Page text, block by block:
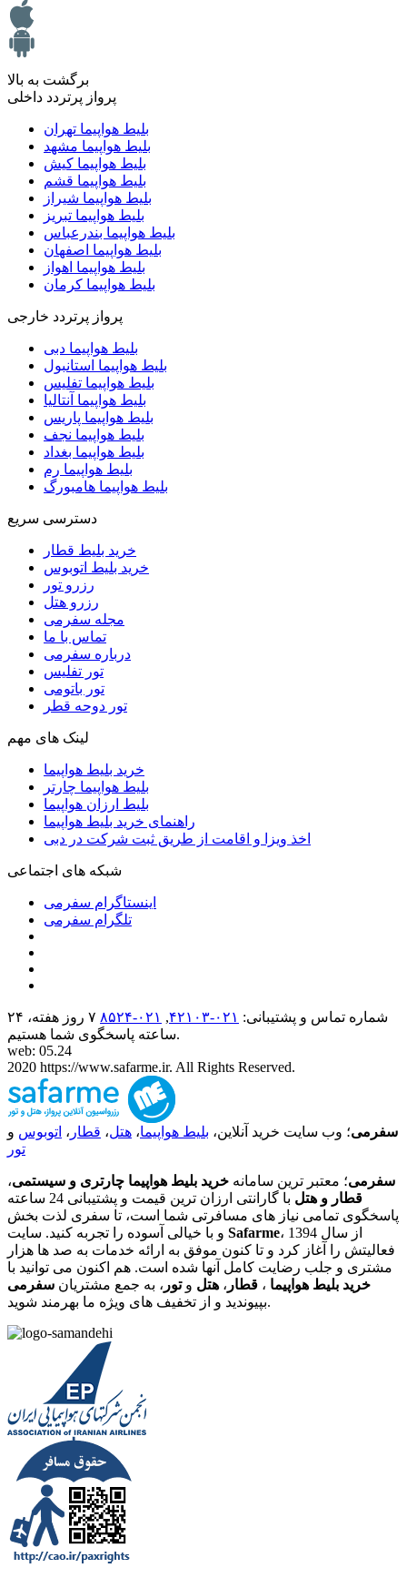
پرواز پرتردد داخلی
بلیط هواپیما تهران
بلیط هواپیما مشهد
بلیط هواپیما کیش
بلیط هواپیما قشم
بلیط هواپیما شیراز
بلیط هواپیما تبریز
بلیط هواپیما بندرعباس
بلیط هواپیما اصفهان
بلیط هواپیما اهواز
بلیط هواپیما کرمان
پرواز پرتردد خارجی
بلیط هواپیما دبی
بلیط هواپیما استانبول
بلیط هواپیما تفلیس
بلیط هواپیما آنتالیا
بلیط هواپیما پاریس
بلیط هواپیما نجف
بلیط هواپیما بغداد
بلیط هواپیما رم
بلیط هواپیما هامبورگ
دسترسی سریع
خرید بلیط قطار
خرید بلیط اتوبوس
رزرو تور
رزرو هتل
مجله سفرمی
تماس با ما
درباره سفرمی
تور تفلیس
تور باتومی
تور دوحه قطر
لینک های مهم
خرید بلیط هواپیما
بلیط هواپیما چارتر
بلیط ارزان هواپیما
راهنمای خرید بلیط هواپیما
اخذ ویزا و اقامت از طریق ثبت شرکت در دبی
شبکه های اجتماعی
اینستاگرام سفرمی
تلگرام سفرمی
شماره تماس و پشتیبانی: ۰۲۱-۴٢١٠٣ , ۰۲۱-۸۵۲۴
۷ روز هفته، ۲۴
ساعته پاسخگوی شما هستیم.
web: 05.24
2020 https://www.safarme.ir. All Rights Reserved.
سفرمی؛ وب سایت خرید آنلاین، بلیط هواپیما، هتل، قطار ، اتوبوس و
تور
سفرمی؛ معتبر ترین سامانه خرید بلیط هواپیما چارتری و سیستمی،
قطار و هتل
با گارانتی ارزان ترین قیمت و پشتیبانی 24 ساعته
پاسخگوی تمامی نیاز های مسافرتی شما است، تا سفری لذت بخش
Safarme، از سال 1394
فعالیتش را آغاز کرد و تا کنون موفق به ارائه خدمات به صد ها هزار
مشتری و جلب رضایت کامل آنها شده است. هم اکنون می توانید با
خرید بلیط هواپیما ، قطار ، هتل وتور ، به جمع مشتریان سفرمی
بپیوندید و از تخفیف های ویژه ما بهرمند شوید.